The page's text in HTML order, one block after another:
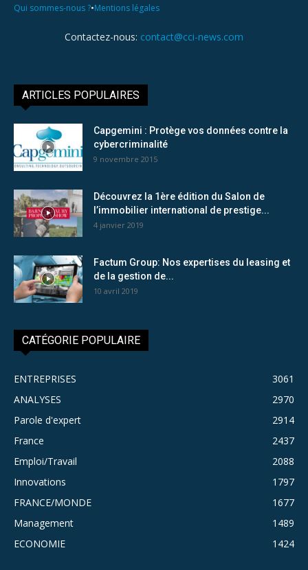
Qui sommes-nous ?•Mentions légales
Contactez-nous: contact@cci-news.com
ARTICLES POPULAIRES
Capgemini : Protège vos données contre la
cybercriminalité
9 novembre 2015
Découvrez la 1ère édition du Salon de
l’immobilier international de prestige...
4 janvier 2019
Factum Group: Nos expertises du leasing et
de la gestion de...
10 avril 2019
CATÉGORIE POPULAIRE
ENTREPRISES
3061
ANALYSES
2970
Parole d'expert
2914
France
2437
Emploi/Travail
2088
Innovations
1797
FRANCE/MONDE
1677
Management
1489
ECONOMIE
1424